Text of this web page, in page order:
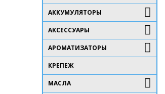
АККУМУЛЯТОРЫ
АКСЕССУАРЫ
АРОМАТИЗАТОРЫ
КРЕПЕЖ
МАСЛА